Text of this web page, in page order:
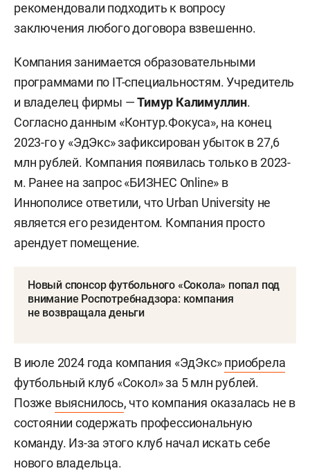
рекомендовали подходить к вопросу
заключения любого договора взвешенно.
Компания занимается образовательными
программами по IT-специальностям. Учредитель
и владелец фирмы —Тимур Калимуллин.
Согласно данным «Контур.Фокуса», на конец
2023-го у «ЭдЭкс» зафиксирован убыток в 27,6
млн рублей. Компания появилась только в 2023-
м. Ранее на запрос «БИЗНЕС Online» в
Иннополисе ответили, что Urban University не
является его резидентом. Компания просто
арендует помещение.
Новый спонсор футбольного «Сокола» попал под
внимание Роспотребнадзора: компания
не возвращала деньги
В июле 2024 года компания «ЭдЭкс»приобрела
футбольный клуб «Сокол» за 5 млн рублей.
Позже выяснилось, что компания оказалась не в
состоянии содержать профессиональную
команду. Из-за этого клуб начал искать себе
нового владельца.